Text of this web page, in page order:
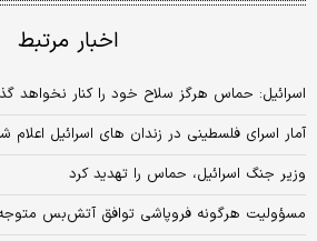
اخبار مرتبط
اسرائیل: حماس هرگز سلاح خود را کنار نخواهد
آمار اسرای فلسطینی در زندان های اسرائیل اعلام
وزیر جنگ اسرائیل، حماس را تهدید کرد
مسؤولیت هرگونه فروپاشی توافق آتش‌بس